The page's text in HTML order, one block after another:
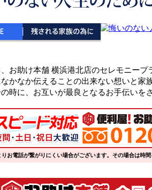
お助け本舗 横浜港北店のセレモニープ
かなか伝えることの出来ない想いと家
時に、お互いが最良となるお手伝いを
お電話が繋がりにくい場合がございます。その場合は時